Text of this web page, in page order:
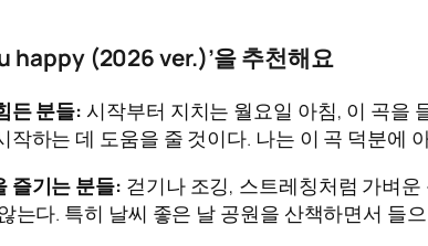
happy (2026 ver.)’을 추천해요
든 분들: 시작부터 지치는 월요일 아침, 이 곡을
작하는 데 도움을 줄 것이다. 나는 이 곡 덕분에
즐기는 분들: 걷기나 조깅, 스트레칭처럼 가벼
는다. 특히 날씨 좋은 날 공원을 산책하면서 들